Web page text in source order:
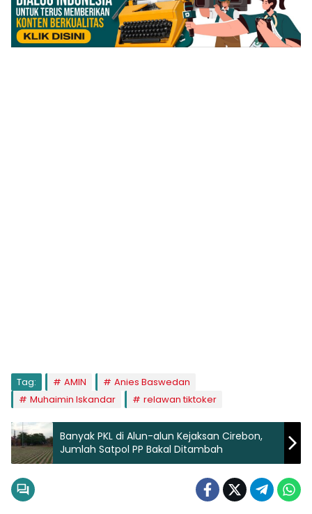
Tag: AMIN
Anies Baswedan
Muhaimin Iskandar
relawan tiktoker
Banyak PKL di Alun-alun Kejaksan Cirebon,
Jumlah Satpol PP Bakal Ditambah